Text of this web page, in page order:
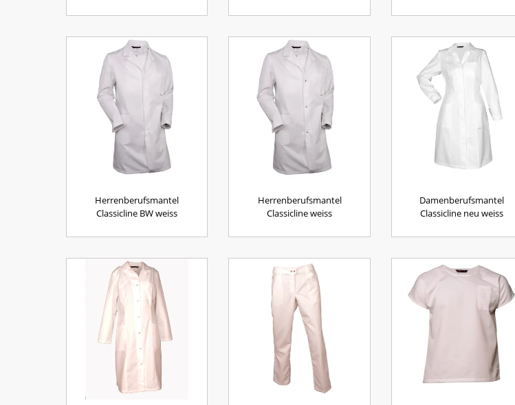
Herrenberufsmantel
Classicline BW weiss
Herrenberufsmantel
Classicline weiss
Damenberufsmantel
Classicline neu weiss